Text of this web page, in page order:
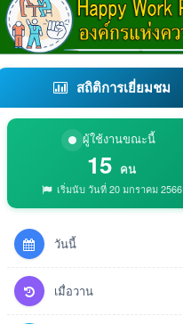
สถิติการเยี่ยมชม
ผู้ใช้งานขณะนี้
15 คน
เริ่มนับ วันที่ 20 มกราคม 2566
วันนี้
เมื่อวาน